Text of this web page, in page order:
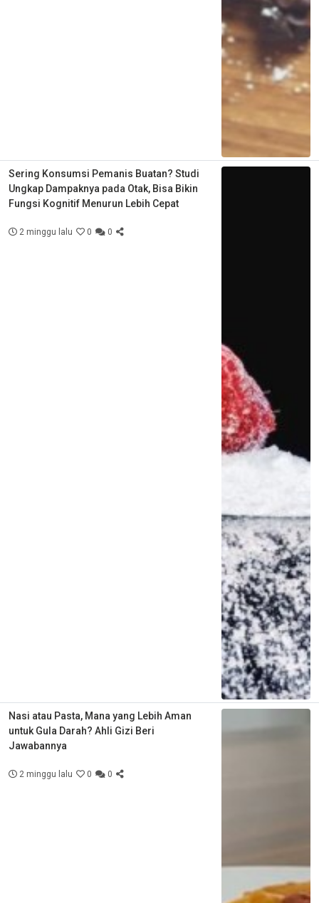
Sering Konsumsi Pemanis Buatan? Studi
Ungkap Dampaknya pada Otak, Bisa Bikin
Fungsi Kognitif Menurun Lebih Cepat
2 minggu lalu 0 0
Nasi atau Pasta, Mana yang Lebih Aman
untuk Gula Darah? Ahli Gizi Beri
Jawabannya
2 minggu lalu 0 0